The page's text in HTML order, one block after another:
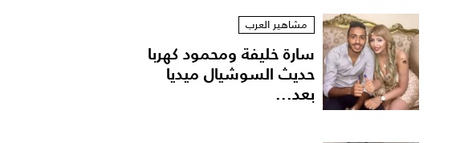
مشاهير العرب
سارة خليفة ومحمود كهربا
حديث السوشيال ميديا
بعد...